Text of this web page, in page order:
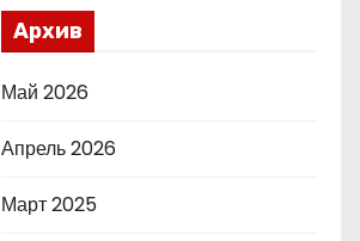
Архив
Май 2026
Апрель 2026
Март 2025